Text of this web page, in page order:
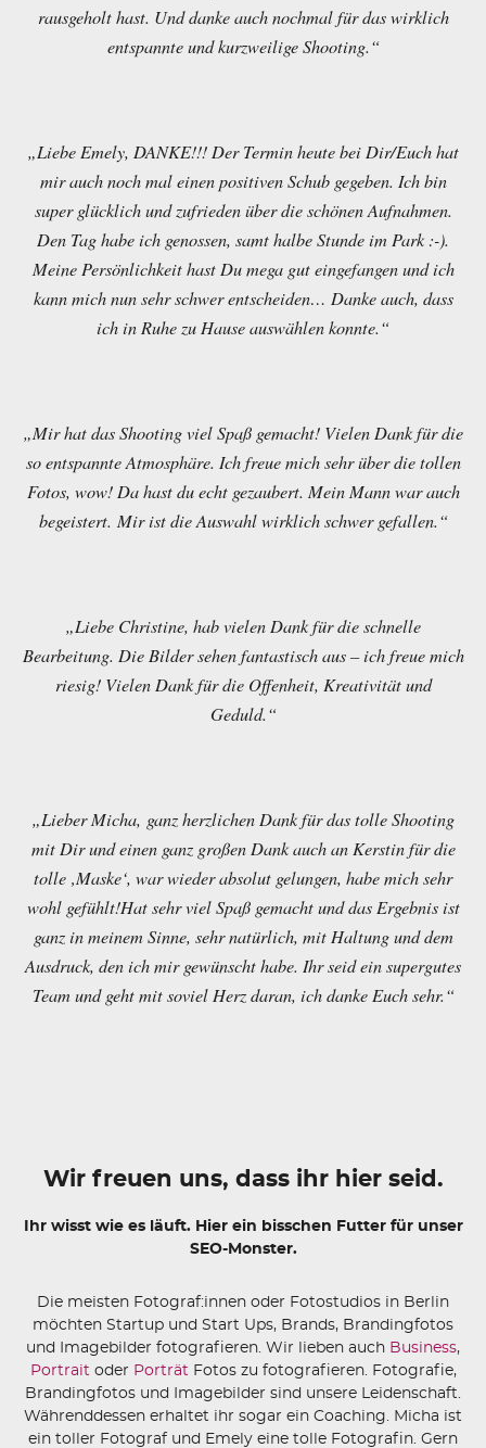
rausgeholt hast. Und danke auch nochmal für das wirklich
entspannte und kurzweilige Shooting.“
„Liebe Emely, DANKE!!! Der Termin heute bei Dir/Euch hat
mir auch noch mal einen positiven Schub gegeben. Ich bin
super glücklich und zufrieden über die schönen Aufnahmen.
Den Tag habe ich genossen, samt halbe Stunde im Park :-).
Meine Persönlichkeit hast Du mega gut eingefangen und ich
kann mich nun sehr schwer entscheiden… Danke auch, dass
ich in Ruhe zu Hause auswählen konnte.“
„Mir hat das Shooting viel Spaß gemacht! Vielen Dank für die
so entspannte Atmosphäre. Ich freue mich sehr über die tollen
Fotos, wow! Da hast du echt gezaubert. Mein Mann war auch
begeistert. Mir ist die Auswahl wirklich schwer gefallen.“
„Liebe Christine, hab vielen Dank für die schnelle
Bearbeitung. Die Bilder sehen fantastisch aus – ich freue mich
riesig! Vielen Dank für die Offenheit, Kreativität und
Geduld.“
„Lieber Micha, ganz herzlichen Dank für das tolle Shooting
mit Dir und einen ganz großen Dank auch an Kerstin für die
tolle ‚Maske‘, war wieder absolut gelungen, habe mich sehr
wohl gefühlt!Hat sehr viel Spaß gemacht und das Ergebnis ist
ganz in meinem Sinne, sehr natürlich, mit Haltung und dem
Ausdruck, den ich mir gewünscht habe. Ihr seid ein supergutes
Team und geht mit soviel Herz daran, ich danke Euch sehr.“
Wir freuen uns, dass ihr hier seid.
Ihr wisst wie es läuft. Hier ein bisschen Futter für unser
SEO-Monster.
Die meisten Fotograf:innen oder Fotostudios in Berlin
möchten Startup und Start Ups, Brands, Brandingfotos
und Imagebilder fotografieren. Wir lieben auch Business,
Portrait oder Porträt Fotos zu fotografieren. Fotografie,
Brandingfotos und Imagebilder sind unsere Leidenschaft.
Währenddessen erhaltet ihr sogar ein Coaching. Micha ist
ein toller Fotograf und Emely eine tolle Fotografin. Gern